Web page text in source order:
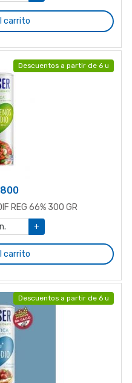
carrito
Descuentos a partir de 6 u
REG 66% 300 GR
+
carrito
Descuentos a partir de 6 u